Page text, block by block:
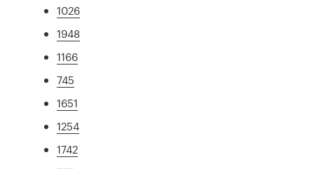
1026
1948
1166
745
1651
1254
1742